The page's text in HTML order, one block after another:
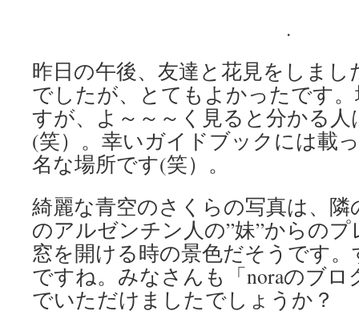
.
昨日の午後、友達と花見をしま
でしたが、とてもよかったです
すが、よ～～～く見ると分かる
(笑）。幸いガイドブックには載
名な場所です(笑）。
綺麗な青空のさくらの写真は、
のアルゼンチン人の”妹”からの
窓を開ける時の景色だそうです
ですね。みなさんも「noraのブ
でいただけましたでしょうか？